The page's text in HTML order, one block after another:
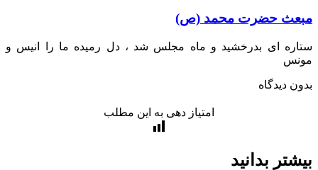
حضرت محمد (ص)
ای بدرخشید و ماه مجلس شد ، دل رمیده ما را انیس و
دیدگاه
امتیاز دهی به این مطلب
بدانید